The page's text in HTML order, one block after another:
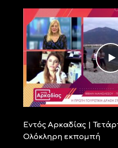
Εντός Αρκαδίας |
Ολόκληρη εκπομπή